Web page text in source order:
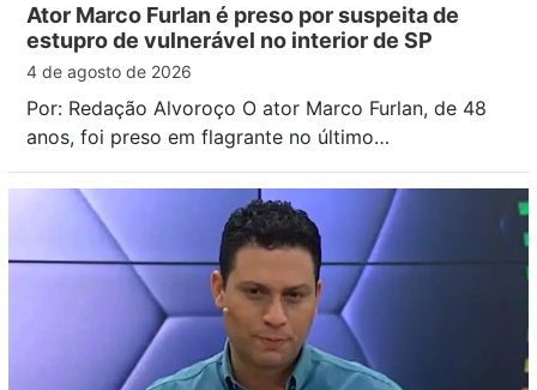
Ator Marco Furlan é preso por suspeita de
estupro de vulnerável no interior de SP
4 de agosto de 2026
Por: Redação Alvoroço O ator Marco Furlan, de 48
anos, foi preso em flagrante no último…